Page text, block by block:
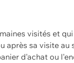
visités et
sa visite au
d'achat ou